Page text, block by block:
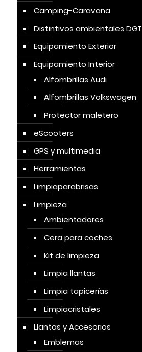
Camping-Caravana
Distintivos ambientales DGT
Equipamiento Exterior
Equipamiento Interior
Alfombrillas Audi
Alfombrillas Volkswagen
Protector maletero
eScooters
GPS y multimedia
Herramientas
Limpiaparabrisas
Limpieza
Ambientadores
Cera para coches
Kit de limpieza
Limpia llantas
Limpia tapicerías
Limpiacristales
Llantas y Accesorios
Emblemas